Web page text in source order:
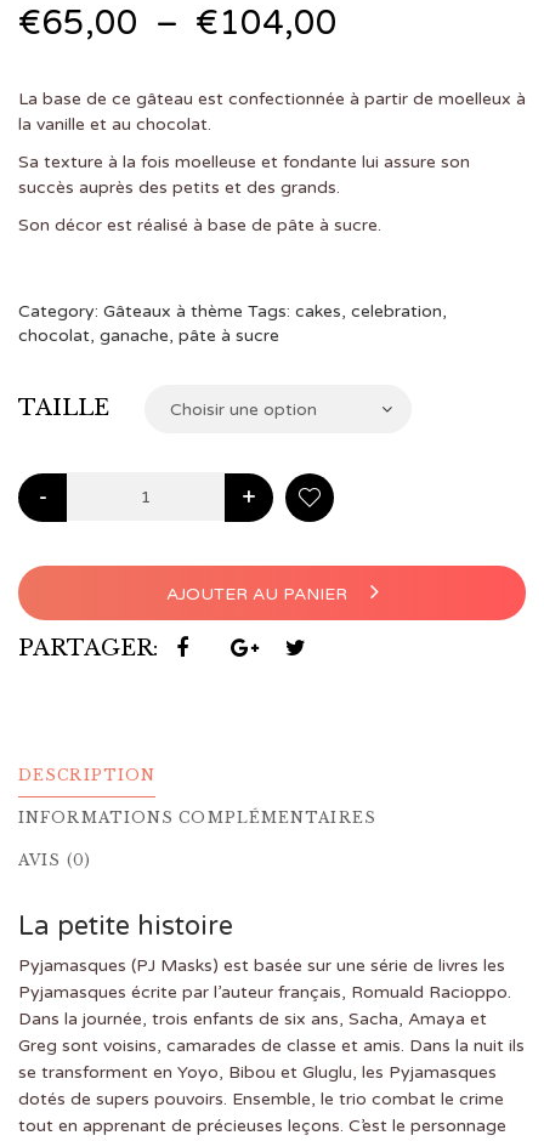
€65,00 – €104,00
€65,00
à
La base de ce gâteau est confectionnée à partir de moelleux à
la vanille et au chocolat.
Sa texture à la fois moelleuse et fondante lui assure son
succès auprès des petits et des grands.
Son décor est réalisé à base de pâte à sucre.
Category: Gâteaux à thème Tags: cakes, celebration,
chocolat, ganache, pâte à sucre
TAILLE Choisir une option
- +
AJOUTER AU PANIER
PARTAGER:
DESCRIPTION
INFORMATIONS COMPLÉMENTAIRES
AVIS (0)
La petite histoire
Pyjamasques (PJ Masks) est basée sur une série de livres les
Pyjamasques écrite par l’auteur français, Romuald Racioppo.
Dans la journée, trois enfants de six ans, Sacha, Amaya et
Greg sont voisins, camarades de classe et amis. Dans la nuit ils
se transforment en Yoyo, Bibou et Gluglu, les Pyjamasques
dotés de supers pouvoirs. Ensemble, le trio combat le crime
tout en apprenant de précieuses leçons. C’est le personnage